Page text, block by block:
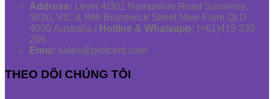
Address: Level 4/301 Hampshire Road Sunshine,
3020, VIC & 888 Brunswick Street New Farm QLD
4005 Australia / Hotline & Whatsapp: (+61)415 330
206
Emai: sales@profcerti.com
THEO DÕI CHÚNG TÔI